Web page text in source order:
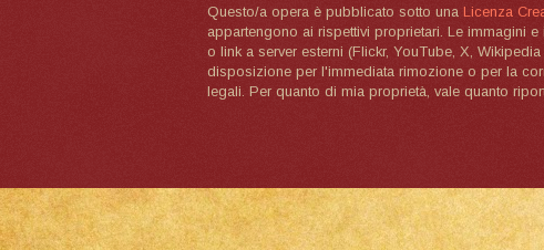
Questo/a opera è pubblicato sotto una Licenza
appartengono ai rispettivi proprietari. Le immagini
o link a server esterni (Flickr, YouTube, X,
disposizione per l'immediata rimozione o per la
legali. Per quanto di mia proprietà, vale quanto